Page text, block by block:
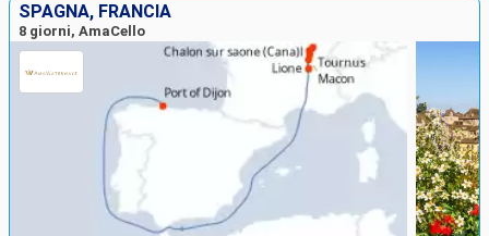
SPAGNA, FRANCIA
8 giorni, AmaCello